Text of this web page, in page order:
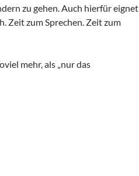
zu gehen. Auch hierfür eignet
Zeit zum Sprechen. Zeit zum
mehr, als „nur das